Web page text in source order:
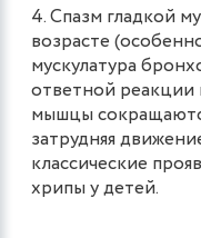
Спазм гладкой
возрасте
мускулатура
ответной реакции
мышцы
затрудняя
классические
хрипы у детей.